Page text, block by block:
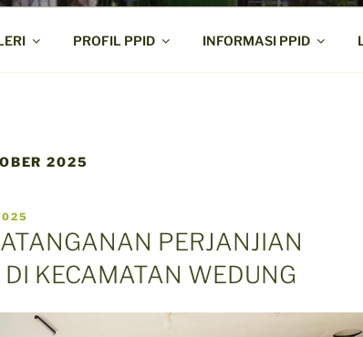
PROFIL PPID INFORMASI PPID
2025
PERJANJIAN
KECAMATAN WEDUNG